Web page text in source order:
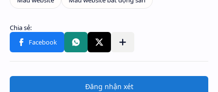
Đăng nhận xét